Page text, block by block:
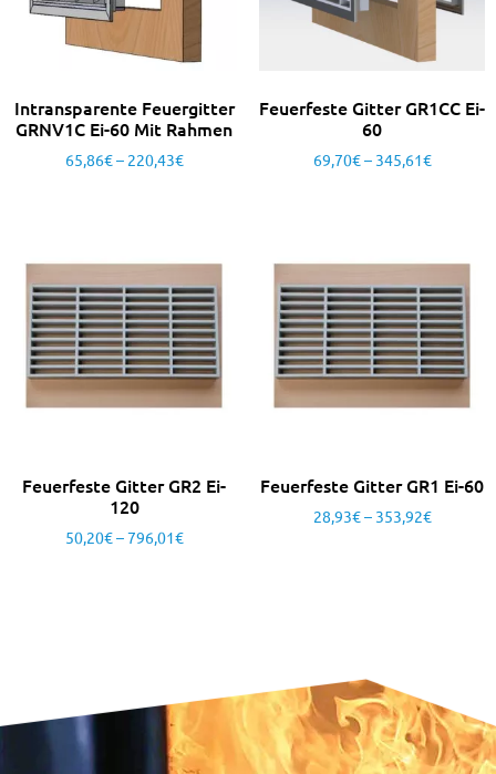
Intransparente Feuergitter
GRNV1C Ei-60 Mit Rahmen
65,86€– 220,43€
Feuerfeste Gitter GR1CC Ei-
60
69,70€– 345,61€
Feuerfeste Gitter GR2 Ei-
120
50,20€–796,01€
Feuerfeste Gitter GR1 Ei-60
28,93€– 353,92€